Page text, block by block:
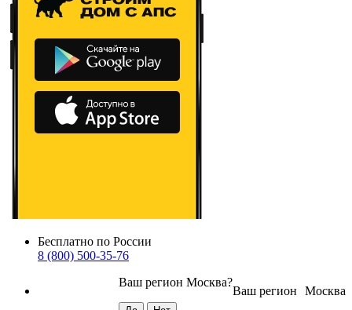
Бесплатно по России
8 (800) 500-35-76
Москва
Ваш регион
Ваш регион Москва?